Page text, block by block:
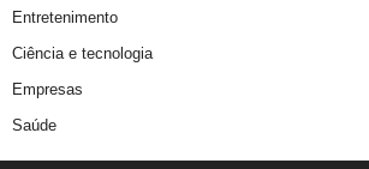
Entretenimento
Ciência e tecnologia
Empresas
Saúde